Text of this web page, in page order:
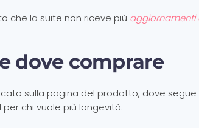
che la suite non riceve più aggiornamenti
dove comprare
sulla pagina del prodotto, dove
per chi vuole più longevità.